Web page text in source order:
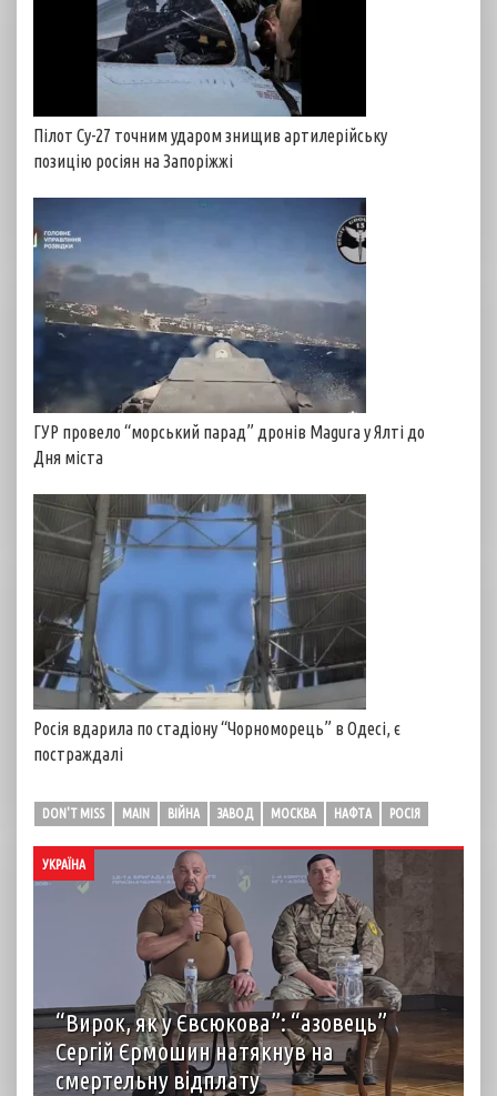
Пілот Су-27 точним ударом знищив артилерійську
позицію росіян на Запоріжжі
ГУР провело “морський парад” дронів Magura у Ялті до
Дня міста
Росія вдарила по стадіону “Чорноморець” в Одесі, є
постраждалі
DON'T MISS MAIN ВІЙНА ЗАВОД МОСКВА НАФТА РОСІЯ
УКРАЇНА
“Вирок, як у Євсюкова”: “азовець”
Сергій Єрмошин натякнув на
смертельну відплату